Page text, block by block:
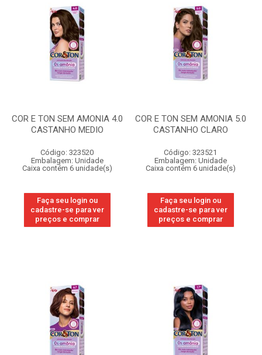
COR E TON SEM AMONIA 4.0
CASTANHO MEDIO
Código: 323520
Embalagem: Unidade
Caixa contém 6 unidade(s)
Faça seu login ou
cadastre-se para ver
preços e comprar
COR E TON SEM AMONIA 5.0
CASTANHO CLARO
Código: 323521
Embalagem: Unidade
Caixa contém 6 unidade(s)
Faça seu login ou
cadastre-se para ver
preços e comprar